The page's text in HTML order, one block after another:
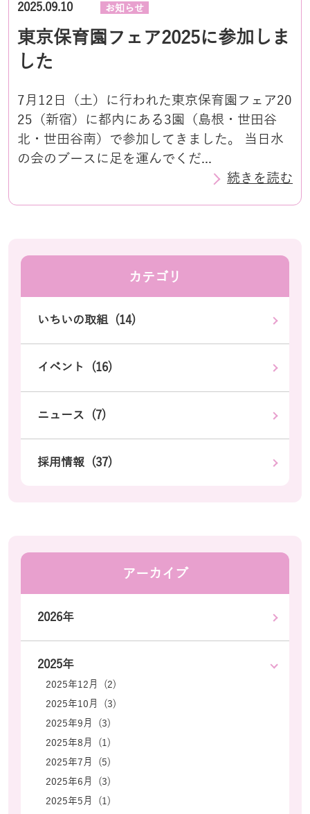
2025.09.10 お知らせ
東京保育園フェア2025に参加しま
した
7月12日（土）に行われた東京保育園フェア20
25（新宿）に都内にある3園（島根・世田谷
北・世田谷南）で参加してきました。 当日水
の会のブースに足を運んでくだ...
続きを読む
カテゴリ
いちいの取組 (14)
イベント (16)
ニュース (7)
採用情報 (37)
アーカイブ
2026年
2025年
2025年12月 (2)
2025年10月 (3)
2025年9月 (3)
2025年8月 (1)
2025年7月 (5)
2025年6月 (3)
2025年5月 (1)